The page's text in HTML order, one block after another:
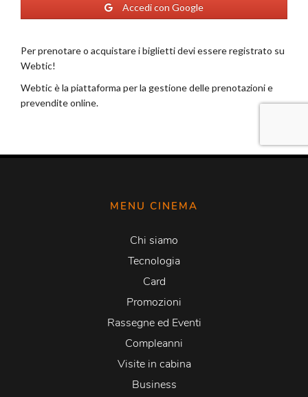
MENU CINEMA
Chi siamo
Tecnologia
Card
Promozioni
Rassegne ed Eventi
Compleanni
Visite in cabina
Business